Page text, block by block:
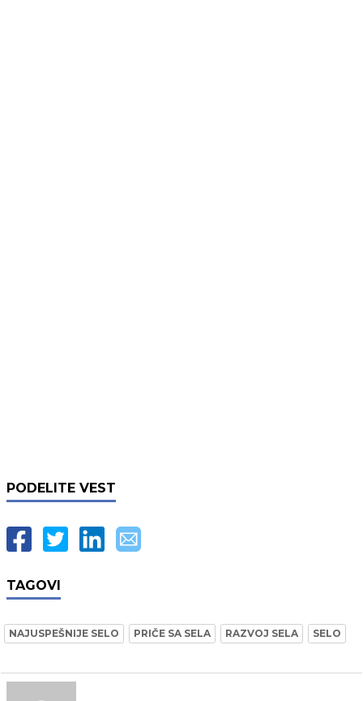
PODELITE VEST
TAGOVI
NAJUSPEŠNIJE SELO PRIČE SA SELA RAZVOJ SELA SELO